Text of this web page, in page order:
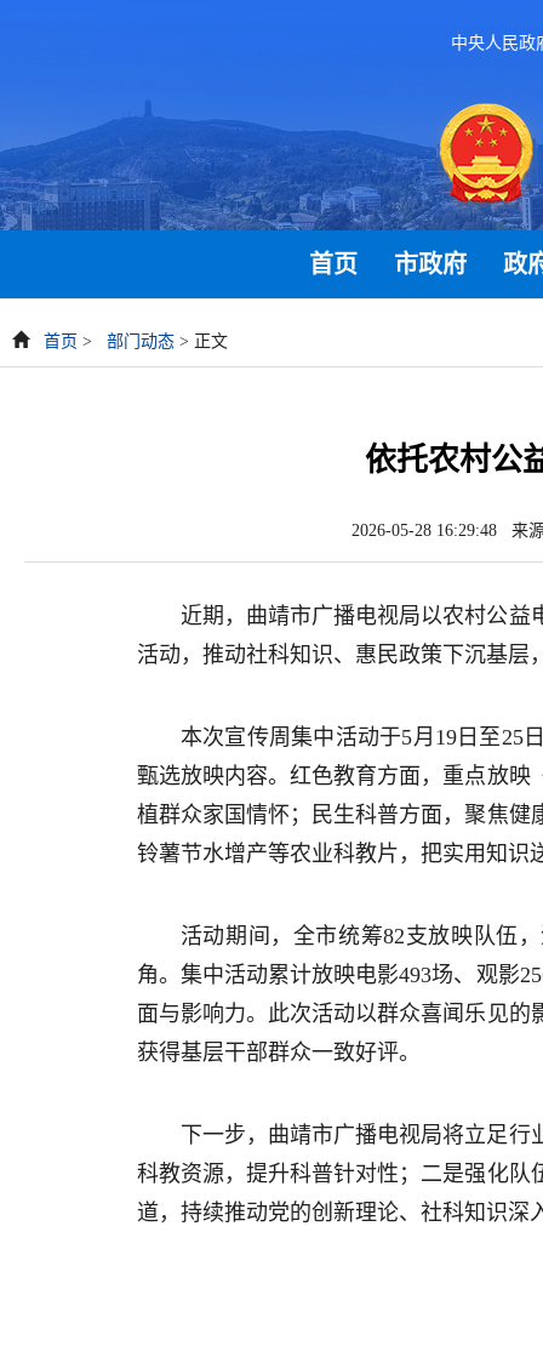
中央人民政
首页 市政府 政
首页 > 部门动态 > 正文
依托农村公
2026-05-28 16:29:48 来
近期，曲靖市广播电视局以农村公益
活动，推动社科知识、惠民政策下沉基层
本次宣传周集中活动于5月19日至25
甄选放映内容。红色教育方面，重点放
植群众家国情怀；民生科普方面，聚焦
铃薯节水增产等农业科教片，把实用知
活动期间，全市统筹82支放映队伍
角。集中活动累计放映电影493场、观影
面与影响力。此次活动以群众喜闻乐见
获得基层干部群众一致好评。
下一步，曲靖市广播电视局将立足
科教资源，提升科普针对性；二是强化
道，持续推动党的创新理论、社科知识